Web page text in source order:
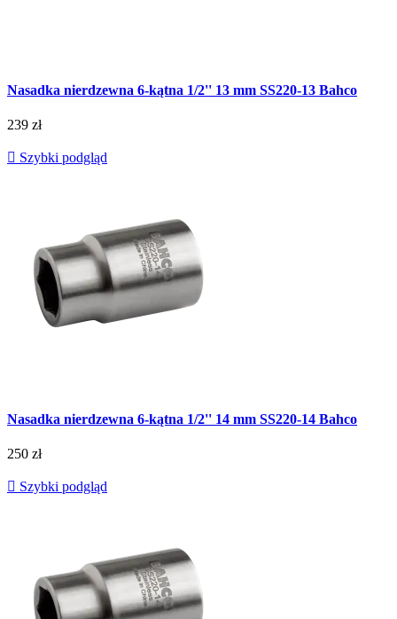
Nasadka nierdzewna 6-kątna 1/2'' 13 mm SS220-13 Bahco
239 zł
 Szybki podgląd
Nasadka nierdzewna 6-kątna 1/2'' 14 mm SS220-14 Bahco
250 zł
 Szybki podgląd